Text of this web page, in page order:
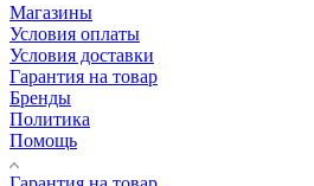
Магазины
Условия оплаты
Условия доставки
Гарантия на товар
Бренды
Политика
Помощь